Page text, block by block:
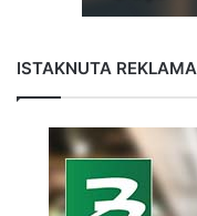
ISTAKNUTA REKLAMA